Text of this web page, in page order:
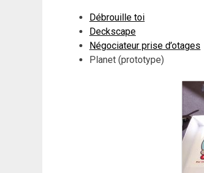
Débrouille toi
Deckscape
Négociateur prise d’otages
Planet (prototype)